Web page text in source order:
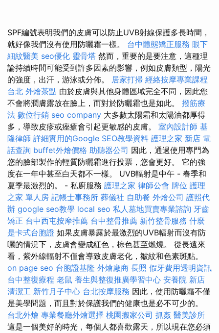
SPF編號表明我們的皮膚可以防止UVB射線保護多長時間，
就好像我們沒有使用防曬霜一樣。 台中體態矯正服務 眼下
細紋醫美 seo優化 靈骨塔 然而，重要的是要注意，這種理
論持續時間可能受到許多因素的影響，例如皮膚類型，陽光
的強度，出汗，游泳或分佈。 居家打掃 經絡按摩專業課程
台北 外燴茶點 由於皮膚與其他身體區域完全不同，因此您
不會將潤膚露放在臉上，而對於防曬霜也是如此。 撥筋療
法 數位行銷 seo company 大多數太陽霜和太陽油都厚得
多，導致皮疹或痤瘡會引起更敏感的皮膚。 室內設計師 基
隆律師 詳細實用的Google SEO教學資料 護理之家 新店 電
話查詢 buffet外燴價格 助聽器公司 因此，通過使用專門為
您的臉部製作的輕質防曬霜進行投票，您會更好。 它的強
度在一年中甚至白天都不一樣。 UVB輻射是中午 - 春季和
夏季最激烈的。 - 私廚服務 護理之家 律師公會 牌位 護理
之家 單人房 記帳士事務所 葬儀社 自助餐 外燴公司 護照代
辦 google seo教學 local seo 私人墓地買賣專業諮詢 牙齒
矯正 台中西屯按摩推薦 台中整骨推薦 新竹整骨服務 什麼
是卡式台胞證 如果皮膚暴露於最激烈的UVB輻射而沒有防
曬的情況下，皮膚會變成紅色，棕色甚至燃燒。 從長遠來
看，紫外線輻射不僅會導致皮膚老化，皺紋和色素斑點。
on page seo 台胞證基隆 外燴廠商 長照 假牙費用透明資訊
台中整復療程 老鼠 養生與整復推廣學習中心 安養院 新店
清潔工 新竹月子中心 台北按摩服務 因此，使用防曬霜不僅
是美學問題，而且對於保護我們的健康也是必不可少的。
台北外燴 專業餐廳外燴選擇 桃園搬家公司 抓姦 醫美診所
這是一個美好的時光，每個人都喜歡露天，所以現在您必須